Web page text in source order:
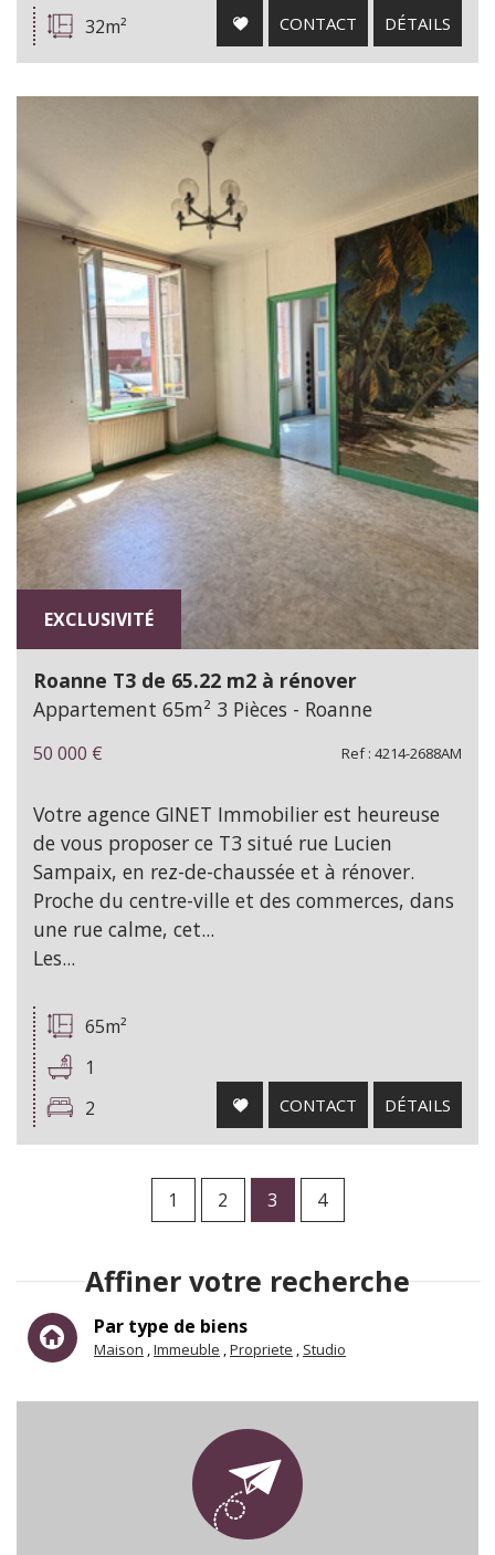
32m² CONTACT DÉTAILS
EXCLUSIVITÉ
Roanne T3 de 65.22 m2 à rénover
Appartement 65m² 3 Pièces - Roanne
50 000 € Ref : 4214-2688AM
Votre agence GINET Immobilier est heureuse
de vous proposer ce T3 situé rue Lucien
Sampaix, en rez-de-chaussée et à rénover.
Proche du centre-ville et des commerces, dans
une rue calme, cet...
Les...
65m²
1
2
CONTACT DÉTAILS
1 2 3 4
Affiner votre recherche
Par type de biens
Maison Immeuble Propriete Studio